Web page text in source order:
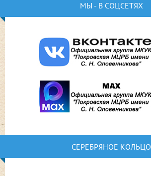
МЫ - В СОЦСЕТЯХ
СЕРЕБРЯНОЕ КОЛЬЦО